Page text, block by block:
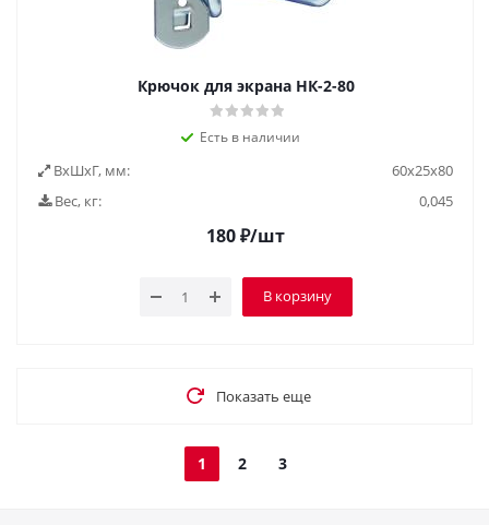
Крючок для экрана НК-2-80
Есть в наличии
ВxШxГ, мм:
60x25x80
Вес, кг:
0,045
180₽/шт
В корзину
Показать еще
1 2 3